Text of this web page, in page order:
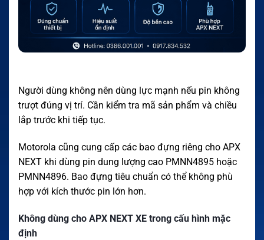
Người dùng không nên dùng lực mạnh nếu pin không
trượt đúng vị trí. Cần kiểm tra mã sản phẩm và chiều
lắp trước khi tiếp tục.
Motorola cũng cung cấp các bao đựng riêng cho APX
NEXT khi dùng pin dung lượng cao PMNN4895 hoặc
PMNN4896. Bao đựng tiêu chuẩn có thể không phù
hợp với kích thước pin lớn hơn.
Không dùng cho APX NEXT XE trong cấu hình mặc
định